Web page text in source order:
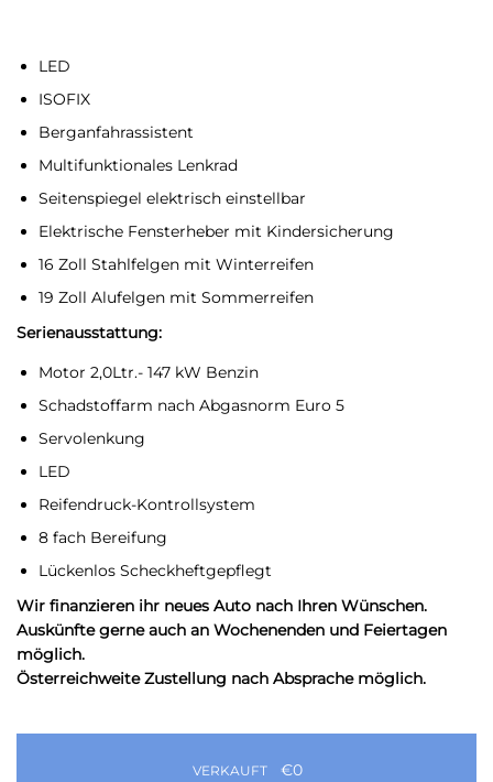
LED
ISOFIX
Berganfahrassistent
Multifunktionales Lenkrad
Seitenspiegel elektrisch einstellbar
Elektrische Fensterheber mit Kindersicherung
16 Zoll Stahlfelgen mit Winterreifen
19 Zoll Alufelgen mit Sommerreifen
Serienausstattung:
Motor 2,0Ltr.- 147 kW Benzin
Schadstoffarm nach Abgasnorm Euro 5
Servolenkung
LED
Reifendruck-Kontrollsystem
8 fach Bereifung
Lückenlos Scheckheftgepflegt
Wir finanzieren ihr neues Auto nach Ihren Wünschen.
Auskünfte gerne auch an Wochenenden und Feiertagen
möglich.
Österreichweite Zustellung nach Absprache möglich.
VERKAUFT €0